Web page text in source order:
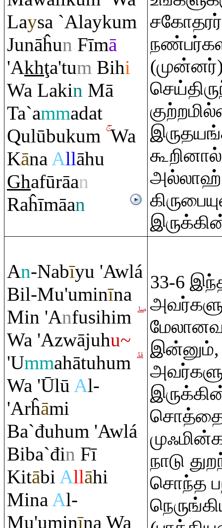
Laysa `Alaykum
Junāĥun Fīmā
'Akhţa'tum Bihi
Wa Lakin Mā
Ta`ammadat
Qulūbukum Wa
KānaAllāhu
Ghafūrāan
Raĥīmāan
அல்லாஹ்
An-Nabīyu 'Awlá
Bil-Mu'uminīna
Min 'Anfusihim
Wa 'Azwājuhu~
'Ummahātuhum
Wa 'Ūlū Al-
'Arĥāmi
Ba`đuhum 'Awlá
Biba`đin Fī
Kitābi Allāhi
MinaAl-
Mu'uminīna Wa
33-6
சொத்தை
நாடு
சொந்த